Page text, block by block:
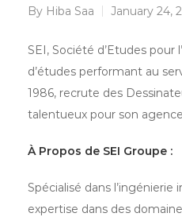
By Hiba Saa January 24,
SEI, Société d’Etudes pour
d’études performant au
1986, recrute des
talentueux pour son
À Propos de SEI Groupe :
Spécialisé dans l’ingénierie
expertise dans des